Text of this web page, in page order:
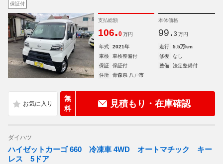
保証付
支払総額
106.0 万円
本体価格
99. 3 万円
年式 2021年 走行
5.5万km
車検
車検整備付 修復
なし
保証
保証付 整備
法定整備付
住所
青森県 八戸市
無
料
見積もり・在庫確認
ダイハツ
ハイゼットカーゴ 660 冷凍車 4WD オートマチック キー
レス 5ドア